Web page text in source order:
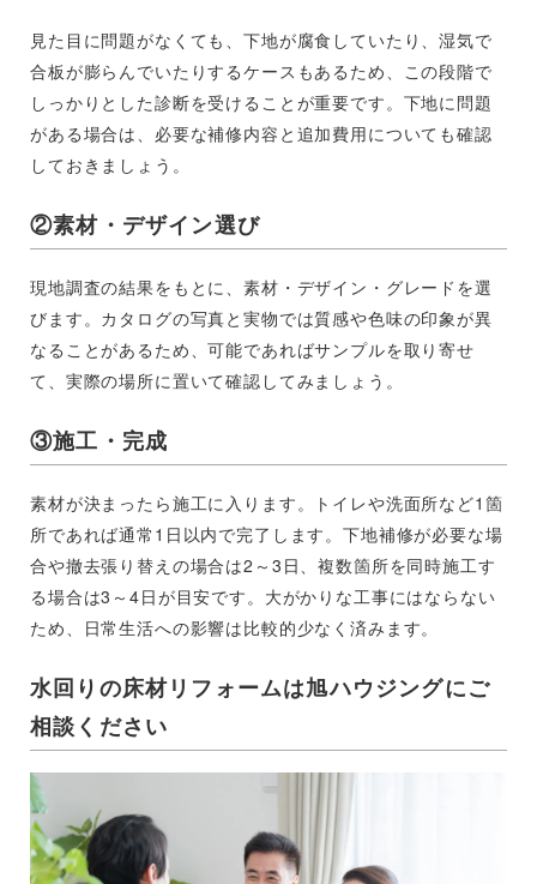
見た目に問題がなくても、下地が腐食していたり、湿気で
合板が膨らんでいたりするケースもあるため、この段階で
しっかりとした診断を受けることが重要です。下地に問題
がある場合は、必要な補修内容と追加費用についても確認
しておきましょう。
②素材・デザイン選び
現地調査の結果をもとに、素材・デザイン・グレードを選
びます。カタログの写真と実物では質感や色味の印象が異
なることがあるため、可能であればサンプルを取り寄せ
て、実際の場所に置いて確認してみましょう。
③施工・完成
素材が決まったら施工に入ります。トイレや洗面所など1箇
所であれば通常1日以内で完了します。下地補修が必要な場
合や撤去張り替えの場合は2～3日、複数箇所を同時施工す
る場合は3～4日が目安です。大がかりな工事にはならない
ため、日常生活への影響は比較的少なく済みます。
水回りの床材リフォームは旭ハウジングにご
相談ください